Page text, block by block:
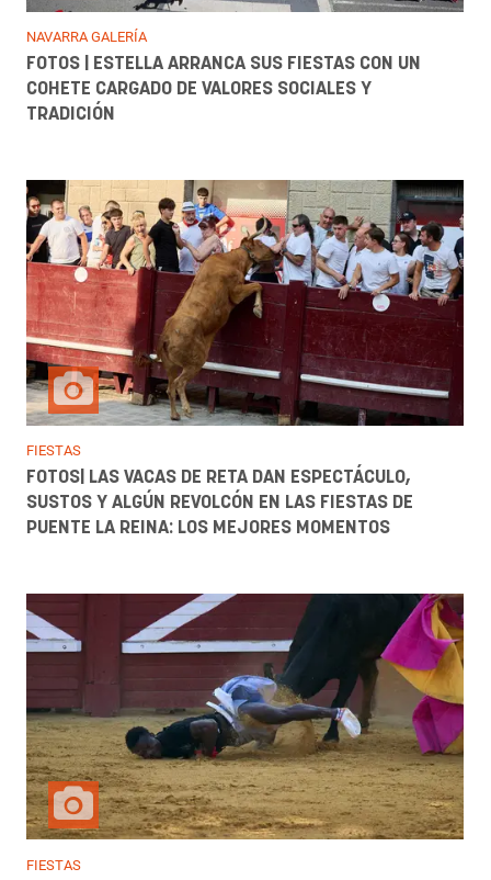
NAVARRA GALERÍA
FOTOS | ESTELLA ARRANCA SUS FIESTAS CON UN
COHETE CARGADO DE VALORES SOCIALES Y
TRADICIÓN
FIESTAS
FOTOS| LAS VACAS DE RETA DAN ESPECTÁCULO,
SUSTOS Y ALGÚN REVOLCÓN EN LAS FIESTAS DE
PUENTE LA REINA: LOS MEJORES MOMENTOS
FIESTAS